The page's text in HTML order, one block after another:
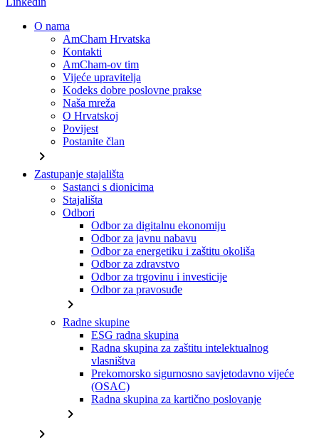
O nama
AmCham Hrvatska
Kontakti
AmCham-ov tim
Vijeće upravitelja
Kodeks dobre poslovne prakse
Naša mreža
O Hrvatskoj
Povijest
Postanite član
chevron_right
Zastupanje stajališta
Sastanci s dionicima
Stajališta
Odbori
Odbor za digitalnu ekonomiju
Odbor za javnu nabavu
Odbor za energetiku i zaštitu okoliša
Odbor za zdravstvo
Odbor za trgovinu i investicije
Odbor za pravosuđe
chevron_right
Radne skupine
ESG radna skupina
Radna skupina za zaštitu intelektualnog
vlasništva
Prekomorsko sigurnosno savjetodavno vijeće
(OSAC)
Radna skupina za kartično poslovanje
chevron_right
chevron_right